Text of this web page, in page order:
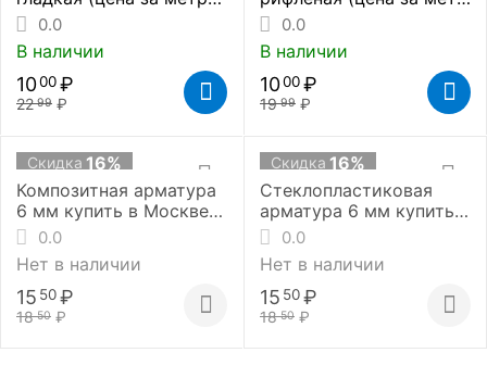
погонный)
0.0
В наличии
22 99 ₽
1000 ₽
погонный)
0.0
В наличии
19 99 ₽
1000 ₽
Скидка 16%
Композитная арматура
6 мм купить в Москве
(цена за метр)
0.0
Нет в наличии
18 50 ₽
15 50 ₽
Скидка 16%
Стеклопластиковая
арматура 6 мм купить в
Москве (цена за метр)
0.0
Нет в наличии
18 50 ₽
15 50 ₽